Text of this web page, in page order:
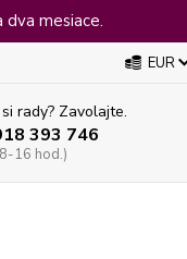
mesiace.
EUR
rady? Zavolajte.
393 746
16 hod.)